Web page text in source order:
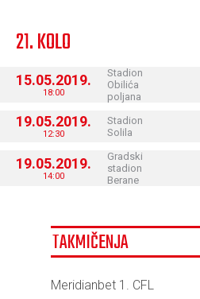
21. KOLO
15.05.2019.
18:00
Stadion
Obilića
poljana
19.05.2019.
12:30
Stadion
Solila
19.05.2019.
14:00
Gradski
stadion
Berane
TAKMIČENJA
Meridianbet 1. CFL